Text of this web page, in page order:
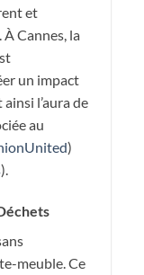
et
Cannes, la
un impact
l’aura de
au
)​​
)​.
meuble. Ce